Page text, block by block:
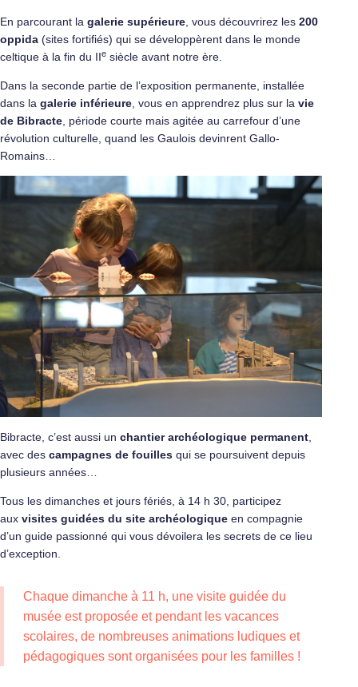
En parcourant la galerie supérieure , vous découvrirez les 200
oppida (sites fortifiés) qui se développèrent dans le monde
celtique à la fin du IIe siècle avant notre ère.
Dans la seconde partie de l’exposition permanente, installée
dans la galerie inférieure , vous en apprendrez plus sur la vie
de Bibracte , période courte mais agitée au carrefour d’une
révolution culturelle, quand les Gaulois devinrent Gallo-
Romains…
Bibracte, c’est aussi un chantier archéologique permanent,
avec des campagnes de fouilles qui se poursuivent depuis
plusieurs années…
Tous les dimanches et jours fériés, à 14 h 30, participez
aux visites guidées du site archéologique en compagnie
d’un guide passionné qui vous dévoilera les secrets de ce lieu
d’exception.
Chaque dimanche à 11 h, une visite guidée du
musée est proposée et pendant les vacances
scolaires, de nombreuses animations ludiques et
pédagogiques sont organisées pour les familles !